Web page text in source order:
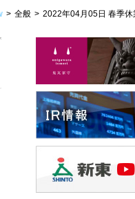
> 全般 > 2022年04月05日 春季休